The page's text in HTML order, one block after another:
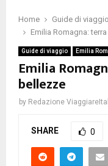
Home
Guide di viaggio
Emilia Romagna:
Guide di viaggio Emilia
Emilia
bellezze
by Redazione
SHARE 0